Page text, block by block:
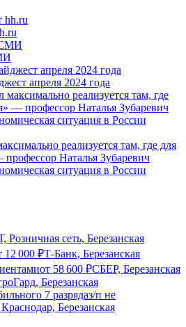
апреля 2024 года
реализуется там, где для
Наталья Зубаревич
ситуация в России
сеть, Березанская
12 000 ₽Т-Банк, Березанская
от 58 600 ₽СБЕР, Березанская
Березанская
7 разрядаз/п не
Березанская